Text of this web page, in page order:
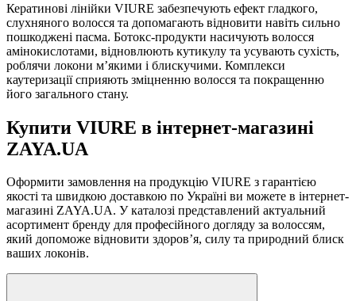
Кератинові лінійки VIURE забезпечують ефект гладкого,
слухняного волосся та допомагають відновити навіть сильно
пошкоджені пасма. Ботокс-продукти насичують волосся
амінокислотами, відновлюють кутикулу та усувають сухість,
роблячи локони м’якими і блискучими. Комплекси
каутеризації сприяють зміцненню волосся та покращенню
його загального стану.
Купити VIURE в інтернет-магазині
ZAYA.UA
Оформити замовлення на продукцію VIURE з гарантією
якості та швидкою доставкою по Україні ви можете в інтернет-
магазині ZAYA.UA. У каталозі представлений актуальний
асортимент бренду для професійного догляду за волоссям,
який допоможе відновити здоров’я, силу та природний блиск
ваших локонів.